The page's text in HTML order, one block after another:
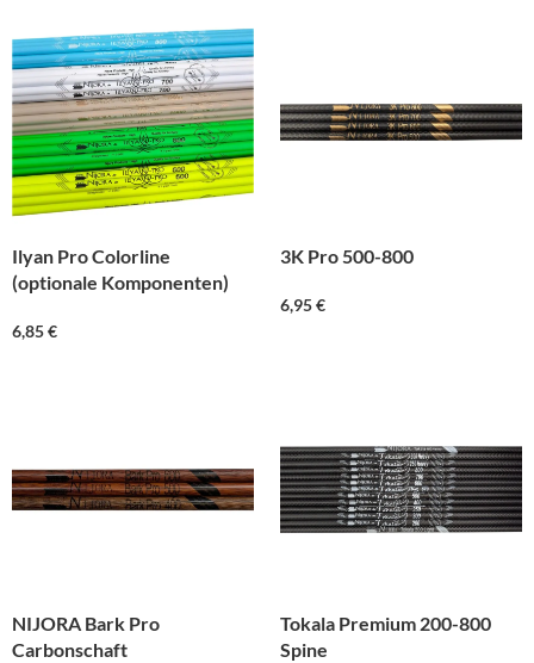
Ilyan Pro Colorline
(optionale Komponenten)
6,85€
3K Pro 500-800
6,95€
NIJORA Bark Pro
Carbonschaft
Tokala Premium 200-800
Spine